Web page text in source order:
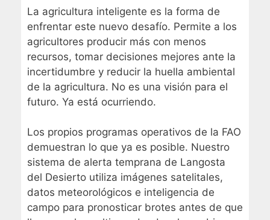
La agricultura inteligente es la forma de
enfrentar este nuevo desafío. Permite a los
agricultores producir más con menos
recursos, tomar decisiones mejores ante la
incertidumbre y reducir la huella ambiental
de la agricultura. No es una visión para el
futuro. Ya está ocurriendo.
Los propios programas operativos de la FAO
demuestran lo que ya es posible. Nuestro
sistema de alerta temprana de Langosta
del Desierto utiliza imágenes satelitales,
datos meteorológicos e inteligencia de
campo para pronosticar brotes antes de que